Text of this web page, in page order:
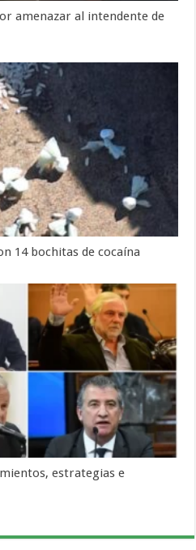
amenazar al intendente de
14 bochitas de cocaína
estrategias e